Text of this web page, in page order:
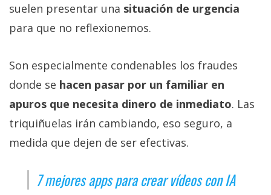
suelen presentar una situación de urgencia
para que no reflexionemos.
Son especialmente condenables los fraudes
donde se hacen pasar por un familiar en
apuros que necesita dinero de inmediato. Las
triquiñuelas irán cambiando, eso seguro, a
medida que dejen de ser efectivas.
7 mejores apps para crear vídeos con IA